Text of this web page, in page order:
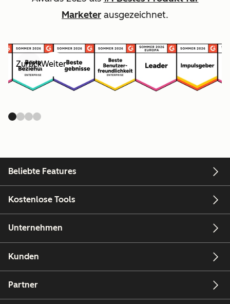
Marketer ausgezeichnet.
ZurückWeiter
Beliebte Features
Kostenlose Tools
Unternehmen
Kunden
Partner